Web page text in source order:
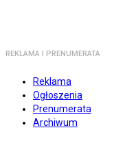
REKLAMA I PRENUMERATA
Reklama
Ogłoszenia
Prenumerata
Archiwum